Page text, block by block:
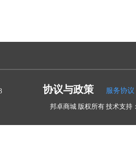
协议与政策 服务协议
邦卓商城 版权所有 技术支持